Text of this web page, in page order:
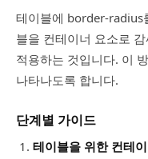
테이블에 border-radius
블을 컨테이너 요소로
적용하는 것입니다. 이
나타나도록 합니다.
단계별 가이드
테이블을 위한 컨테